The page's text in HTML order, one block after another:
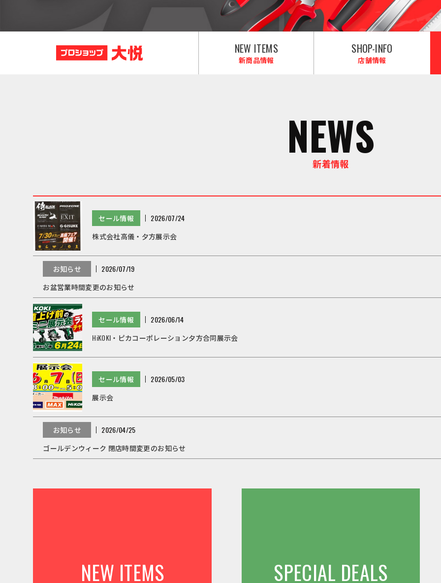
NEW ITEMS
新商品情報
SHOP-INFO
店舗情報
NEWS
新着情報
セール情報
2026/07/24
株式会社高儀・夕方展示会
お知らせ
2026/07/19
お盆営業時間変更のお知らせ
セール情報
2026/06/14
HiKOKI・ピカコーポレーション夕方合同展示会
セール情報
2026/05/03
展示会
お知らせ
2026/04/25
ゴールデンウィーク 閉店時間変更のお知らせ
NEW ITEMS SPECIAL DEALS